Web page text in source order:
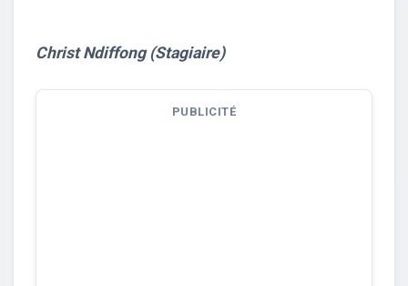
Christ Ndiffong (Stagiaire)
PUBLICITÉ